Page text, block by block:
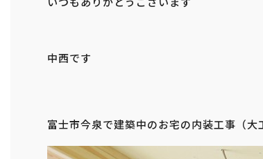
中西です
富士市今泉で建築中のお宅の内装工事（大